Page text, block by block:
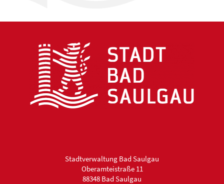
Stadtverwaltung Bad Saulgau
Oberamteistraße 11
88348 Bad Saulgau